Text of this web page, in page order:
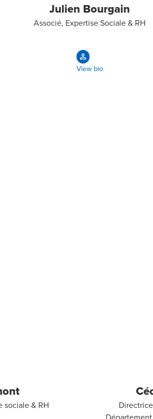
Julien Bourgain
Associé, Expertise Sociale & RH
View bio
sociale & RH